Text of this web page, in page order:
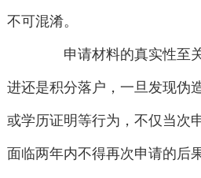
不可混淆。
申请材料的真实性至关
进还是积分落户，一旦发现伪
或学历证明等行为，不仅当次
面临两年内不得再次申请的后